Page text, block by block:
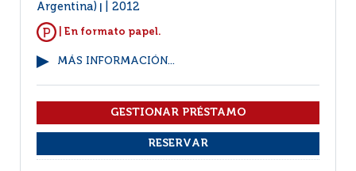
Argentina)
2012
| En formato papel.
MÁS INFORMACIÓN...